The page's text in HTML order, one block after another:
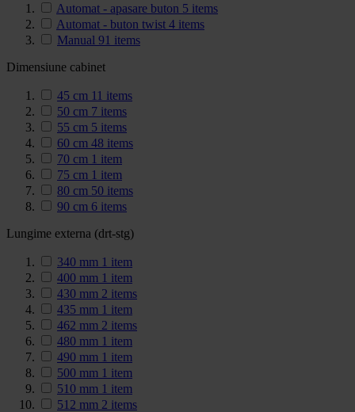
Automat - apasare buton 5 items
Automat - buton twist 4 items
Manual 91 items
Dimensiune cabinet
45 cm 11 items
50 cm 7 items
55 cm 5 items
60 cm 48 items
70 cm 1 item
75 cm 1 item
80 cm 50 items
90 cm 6 items
Lungime externa (drt-stg)
340 mm 1 item
400 mm 1 item
430 mm 2 items
435 mm 1 item
462 mm 2 items
480 mm 1 item
490 mm 1 item
500 mm 1 item
510 mm 1 item
512 mm 2 items